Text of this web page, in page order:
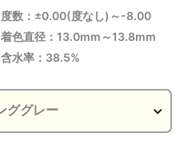
度数：±0.00(度なし)～-8.00
着色直径：13.0mm～13.8mm
含水率：38.5%